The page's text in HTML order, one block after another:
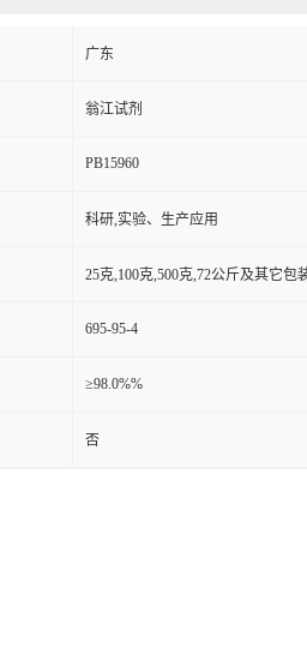
广东
翁江试剂
PB15960
科研,实验、生产应用
25克,100克,500克,72公斤及其它包
695-95-4
≥98.0%%
否